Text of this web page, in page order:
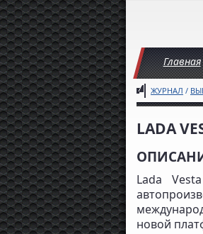
Главная
ЖУРНАЛ /
LADA
Lada
новой